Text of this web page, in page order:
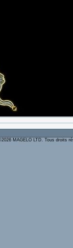
MAGELO LTD. Tous droits